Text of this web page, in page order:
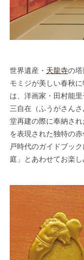
世界遺産・ 天龍寺の
モミジが美しい春秋
は、洋画家・田村能
三自在（ふうがさん
堂再建の際に奉納さ
を表現された独特の
戸時代のガイドブッ
庭」とあわせてお楽し